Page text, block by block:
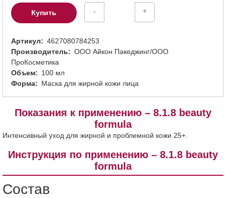
Купить - +
Артикул
4627080784253
Производитель
ООО Айкон Пакеджинг/ООО
ПроКосметика
Объем
100 мл
Форма
Маска для жирной кожи лица
Показания к применению – 8.1.8 beauty
formula
Интенсивный уход для жирной и проблемной кожи 25+.
Инструкция по применению – 8.1.8 beauty
formula
Состав